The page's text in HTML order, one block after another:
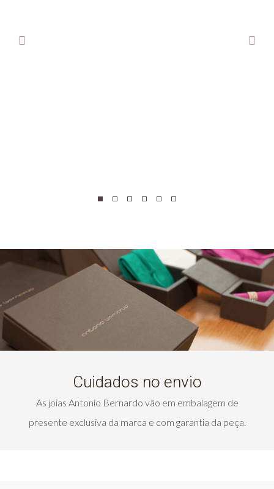
Cuidados no envio
As joias Antonio Bernardo vão em embalagem de
presente exclusiva da marca e com garantia da peça.